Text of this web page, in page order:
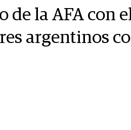
de la AFA con
argentinos